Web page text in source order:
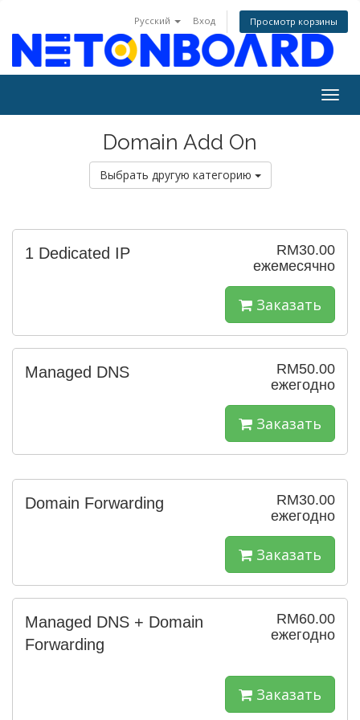
Русский Вход Просмотр корзины
Domain Add On
Выбрать другую категорию
RM30.00
ежемесячно
1 Dedicated IP
Заказать
RM50.00
ежегодно
Managed DNS
Заказать
RM30.00
ежегодно
Domain Forwarding
Заказать
RM60.00
ежегодно
Managed DNS + Domain
Forwarding
Заказать